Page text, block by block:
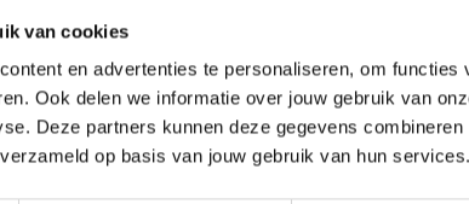
van cookies
en advertenties te personaliseren, om functies
Ook delen we informatie over jouw gebruik van
Deze partners kunnen deze gegevens
op basis van jouw gebruik van hun services.
IN FITNESS?